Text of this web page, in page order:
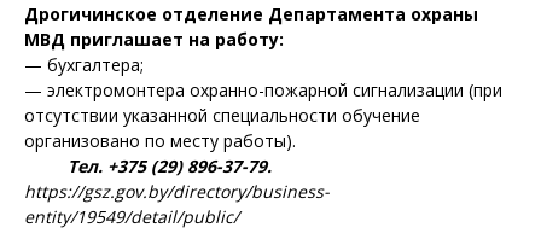
Дрогичинское отделение Департамента охраны
МВД приглашает на работу:
— бухгалтера;
— электромонтера охранно-пожарной сигнализации (при
отсутствии указанной специальности обучение
организовано по месту работы).
Тел. +375 (29) 896-37-79.
https://gsz.gov.by/directory/business-
entity/19549/detail/public/